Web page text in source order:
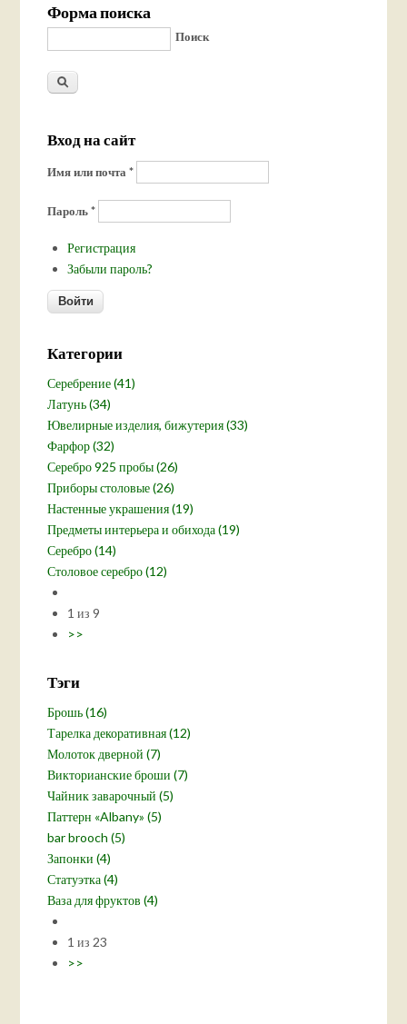
Форма поиска
Поиск
Вход на сайт
Имя или почта*
Пароль*
Регистрация
Забыли пароль?
Категории
Серебрение (41)
Латунь (34)
Ювелирные изделия, бижутерия (33)
Фарфор (32)
Серебро 925 пробы (26)
Приборы столовые (26)
Настенные украшения (19)
Предметы интерьера и обихода (19)
Серебро (14)
Столовое серебро (12)
1 из 9
>>
Тэги
Брошь (16)
Тарелка декоративная (12)
Молоток дверной (7)
Викторианские броши (7)
Чайник заварочный (5)
Паттерн «Albany» (5)
bar brooch (5)
Запонки (4)
Статуэтка (4)
Ваза для фруктов (4)
1 из 23
>>